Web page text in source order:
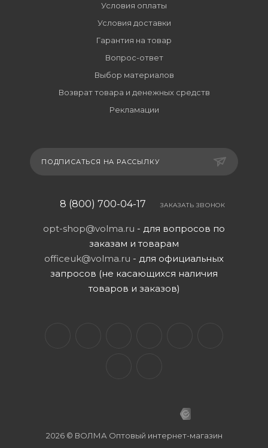
Условия оплаты
Условия доставки
Гарантия на товар
Вопрос-ответ
Выбор материалов
Возврат товара и денежных средств
Рекламации
ПОДПИСАТЬСЯ НА РАССЫЛКУ
8 (800) 700-04-17 ЗАКАЗАТЬ ЗВОНОК
opt-shop@volma.ru - для вопросов по
заказам и товарам
officeuk@volma.ru - для официальных
запросов (не касающихся наличия
товаров и заказов)
2026 © ВОЛМА Оптовый интернет-магазин